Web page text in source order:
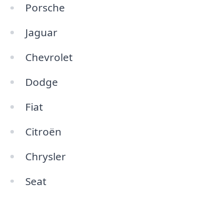
Porsche
Jaguar
Chevrolet
Dodge
Fiat
Citroën
Chrysler
Seat